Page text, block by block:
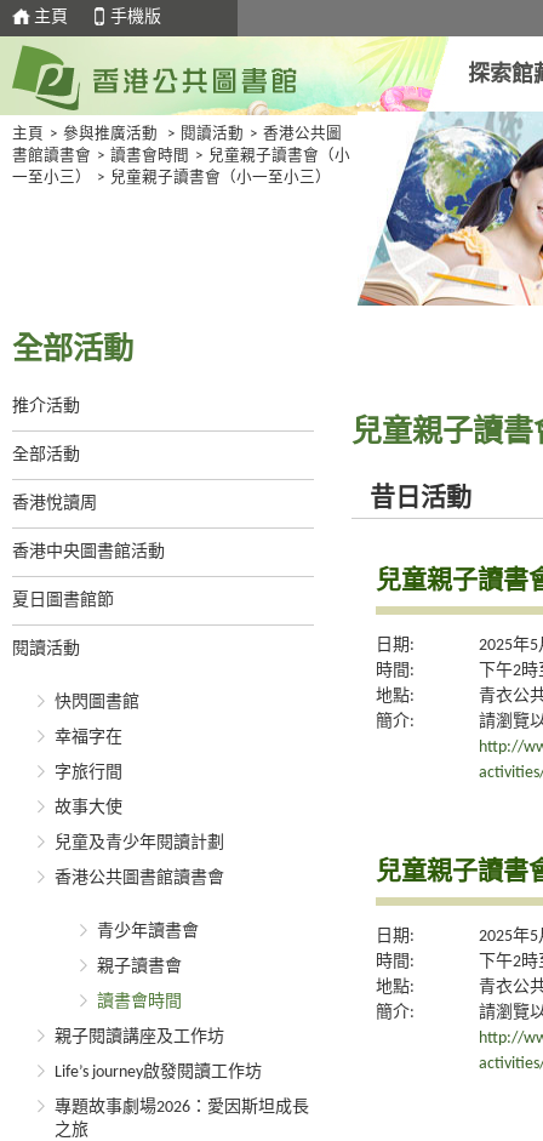
主頁 手機版
探索館
主頁 > 參與推廣活動 > 閱讀活動 > 香港公共圖
書館讀書會 > 讀書會時間 > 兒童親子讀書會（小
一至小三）
> 兒童親子讀書會（小一至小三）
全部活動
推介活動
全部活動
香港悅讀周
香港中央圖書館活動
夏日圖書館節
閱讀活動
快閃圖書館
幸福字在
字旅行間
故事大使
兒童及青少年閱讀計劃
香港公共圖書館讀書會
青少年讀書會
親子讀書會
讀書會時間
親子閱讀講座及工作坊
Life’s journey啟發閱讀工作坊
專題故事劇場2026：愛因斯坦成長
之旅
兒童親子讀書
昔日活動
兒童親子讀書
日期:
2025年
時間:
下午2
地點:
青衣公
簡介:
請瀏覽
http://
兒童親子讀書
日期:
2025年
時間:
下午2
地點:
青衣公
簡介:
請瀏覽
http://